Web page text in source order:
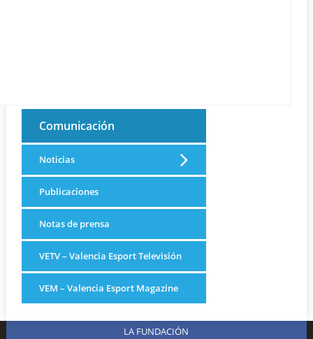
Comunicación
Noticias
Publicaciones
Notas de prensa
VETV – Valencia Esport Televisión
VEM – Valencia Esport Magazine
LA FUNDACIÓN